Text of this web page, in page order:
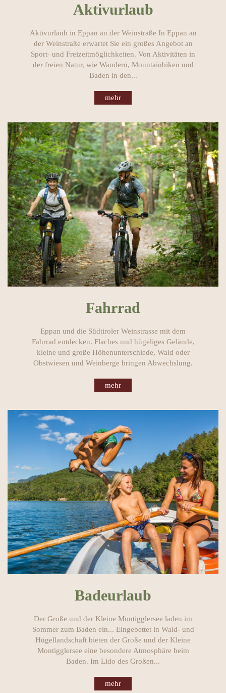
Aktivurlaub
Aktivurlaub in Eppan an der Weinstraße In Eppan an
der Weinstraße erwartet Sie ein großes Angebot an
Sport- und Freizeitmöglichkeiten. Von Aktivitäten in
der freien Natur, wie Wandern, Mountainbiken und
Baden in den...
mehr
Fahrrad
Eppan und die Südtiroler Weinstrasse mit dem
Fahrrad entdecken. Flaches und hügeliges Gelände,
kleine und große Höhenunterschiede, Wald oder
Obstwiesen und Weinberge bringen Abwechslung.
mehr
Badeurlaub
Der Große und der Kleine Montigglersee laden im
Sommer zum Baden ein... Eingebettet in Wald- und
Hügellandschaft bieten der Große und der Kleine
Montigglersee eine besondere Atmosphäre beim
Baden. Im Lido des Großen...
mehr